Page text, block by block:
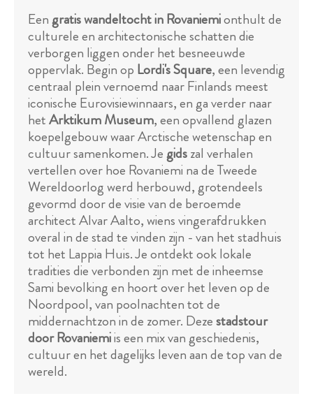
Eengratis wandeltocht in Rovaniemionthult de
culturele en architectonische schatten die
verborgen liggen onder het besneeuwde
oppervlak. Begin op Lordi's Square, een levendig
centraal plein vernoemd naar Finlands meest
iconische Eurovisiewinnaars, en ga verder naar
hetArktikum Museum, een opvallend glazen
koepelgebouw waar Arctische wetenschap en
cultuur samenkomen. Jegidszal verhalen
vertellen over hoe Rovaniemi na de Tweede
Wereldoorlog werd herbouwd, grotendeels
gevormd door de visie van de beroemde
architect Alvar Aalto, wiens vingerafdrukken
overal in de stad te vinden zijn - van het stadhuis
tot het Lappia Huis. Je ontdekt ook lokale
tradities die verbonden zijn met de inheemse
Sami bevolking en hoort over het leven op de
Noordpool, van poolnachten tot de
middernachtzon in de zomer. Dezestadstour
door Rovaniemiis een mix van geschiedenis,
cultuur en het dagelijks leven aan de top van de
wereld.